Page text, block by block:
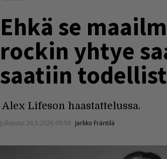
Ehkä se
rockin yhtye
saatiin
Alex Lifeson haastattelussa.
Julkaistu: 26.5.2026 09:59 Jarkko Fräntilä